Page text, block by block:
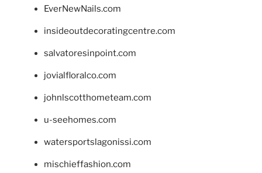
EverNewNails.com
insideoutdecoratingcentre.com
salvatoresinpoint.com
jovialfloralco.com
johnlscotthometeam.com
u-seehomes.com
watersportslagonissi.com
mischieffashion.com